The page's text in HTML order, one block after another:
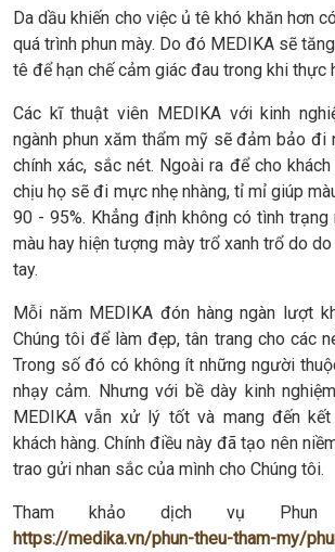
Da dầu khiến cho việc ủ tê khó khăn hơn
quá trình phun mày. Do đó MEDIKA sẽ
tê để hạn chế cảm giác đau trong khi thực
Các kĩ thuật viên MEDIKA với kinh
ngành phun xăm thẩm mỹ sẽ đảm bảo
chính xác, sắc nét. Ngoài ra để cho
chịu họ sẽ đi mực nhẹ nhàng, tỉ mỉ giúp
90 - 95%. Khẳng định không có tình
màu hay hiện tượng mày trổ xanh trổ do
tay.
Mỗi năm MEDIKA đón hàng ngàn lượt
Chúng tôi để làm đẹp, tân trang cho các
Trong số đó có không ít những người
nhạy cảm. Nhưng với bề dày kinh
MEDIKA vẫn xử lý tốt và mang đến
khách hàng. Chính điều này đã tạo nên
trao gửi nhan sắc của mình cho Chúng tôi.
Tham khảo dịch vụ Phun
https://medika.vn/phun-theu-tham-my/